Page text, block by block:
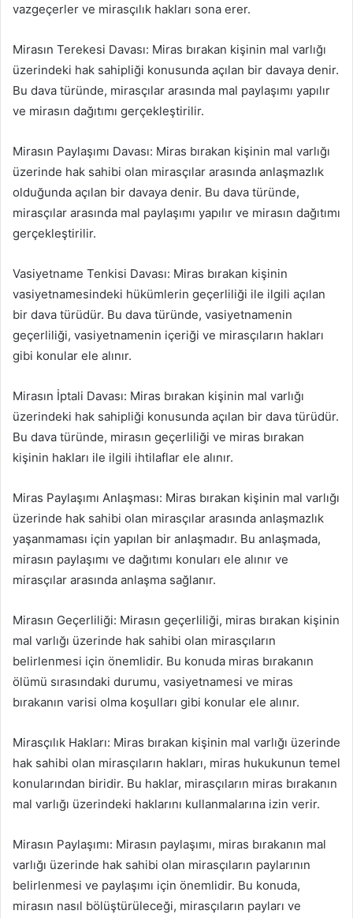
vazgeçerler ve mirasçılık hakları sona erer.
Mirasın Terekesi Davası: Miras bırakan kişinin mal varlığı
üzerindeki hak sahipliği konusunda açılan bir davaya denir.
Bu dava türünde, mirasçılar arasında mal paylaşımı yapılır
ve mirasın dağıtımı gerçekleştirilir.
Mirasın Paylaşımı Davası: Miras bırakan kişinin mal varlığı
üzerinde hak sahibi olan mirasçılar arasında anlaşmazlık
olduğunda açılan bir davaya denir. Bu dava türünde,
mirasçılar arasında mal paylaşımı yapılır ve mirasın dağıtımı
gerçekleştirilir.
Vasiyetname Tenkisi Davası: Miras bırakan kişinin
vasiyetnamesindeki hükümlerin geçerliliği ile ilgili açılan
bir dava türüdür. Bu dava türünde, vasiyetnamenin
geçerliliği, vasiyetnamenin içeriği ve mirasçıların hakları
gibi konular ele alınır.
Mirasın İptali Davası: Miras bırakan kişinin mal varlığı
üzerindeki hak sahipliği konusunda açılan bir dava türüdür.
Bu dava türünde, mirasın geçerliliği ve miras bırakan
kişinin hakları ile ilgili ihtilaflar ele alınır.
Miras Paylaşımı Anlaşması: Miras bırakan kişinin mal varlığı
üzerinde hak sahibi olan mirasçılar arasında anlaşmazlık
yaşanmaması için yapılan bir anlaşmadır. Bu anlaşmada,
mirasın paylaşımı ve dağıtımı konuları ele alınır ve
mirasçılar arasında anlaşma sağlanır.
Mirasın Geçerliliği: Mirasın geçerliliği, miras bırakan kişinin
mal varlığı üzerinde hak sahibi olan mirasçıların
belirlenmesi için önemlidir. Bu konuda miras bırakanın
ölümü sırasındaki durumu, vasiyetnamesi ve miras
bırakanın varisi olma koşulları gibi konular ele alınır.
Mirasçılık Hakları: Miras bırakan kişinin mal varlığı üzerinde
hak sahibi olan mirasçıların hakları, miras hukukunun temel
konularından biridir. Bu haklar, mirasçıların miras bırakanın
mal varlığı üzerindeki haklarını kullanmalarına izin verir.
Mirasın Paylaşımı: Mirasın paylaşımı, miras bırakanın mal
varlığı üzerinde hak sahibi olan mirasçıların paylarının
belirlenmesi ve paylaşımı için önemlidir. Bu konuda,
mirasın nasıl bölüştürüleceği, mirasçıların payları ve